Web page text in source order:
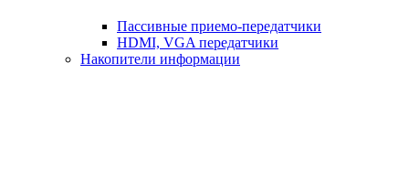
Пассивные приемо-передатчики
HDMI, VGA передатчики
Накопители информации